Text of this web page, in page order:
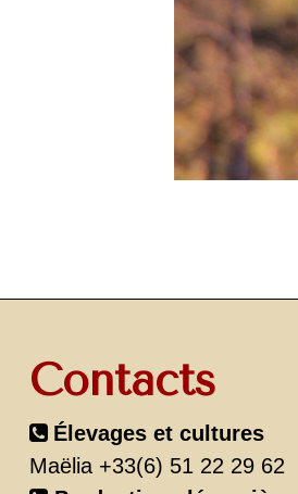
Contacts
Élevages et cultures
Maëlia +33(6) 51 22 29 62